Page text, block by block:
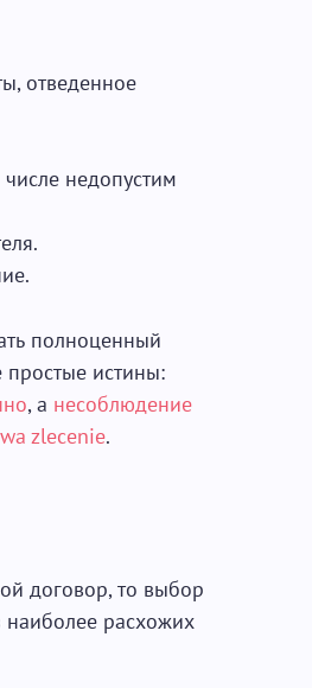
отведенное
недопустим
полноценный
простые истины:
, а несоблюдение
zlecenie.
договор, то выбор
наиболее расхожих